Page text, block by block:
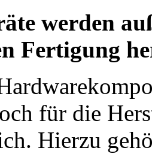
werden
Fertigung
für die
Hierzu